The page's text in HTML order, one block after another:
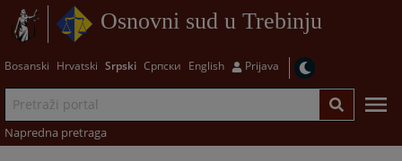
Osnovni sud u Trebinju
Bosanski Hrvatski Srpski Српски English Prijava
Napredna pretraga